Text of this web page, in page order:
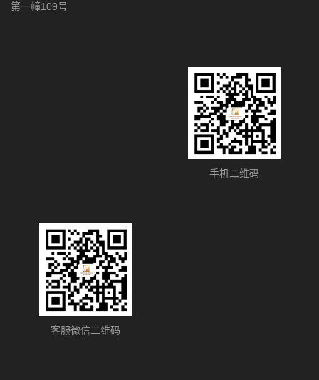
第一幢109号
手机二维码
客服微信二维码